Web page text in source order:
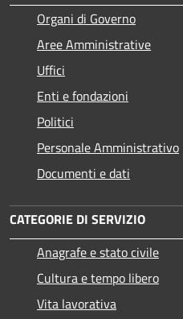
Organi di Governo
Aree Amministrative
Uffici
Enti e fondazioni
Politici
Personale Amministrativo
Documenti e dati
CATEGORIE DI SERVIZIO
Anagrafe e stato civile
Cultura e tempo libero
Vita lavorativa